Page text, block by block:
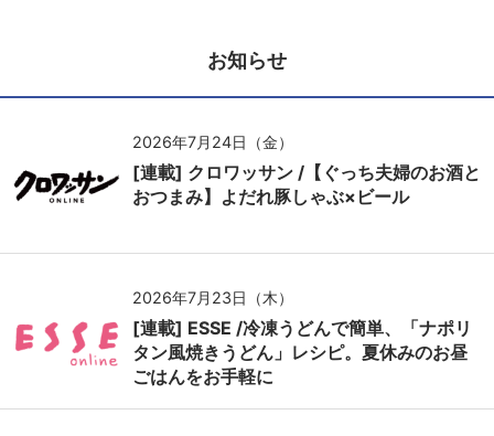
お知らせ
2026年7月24日（金）
[連載] クロワッサン /【ぐっち夫婦のお酒と
おつまみ】よだれ豚しゃぶ×ビール
2026年7月23日（木）
[連載] ESSE /冷凍うどんで簡単、「ナポリ
タン風焼きうどん」レシピ。夏休みのお昼
ごはんをお手軽に